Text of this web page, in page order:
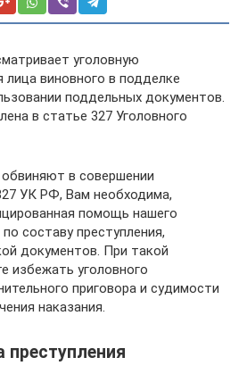
уголовную
виновного в подделке
поддельных документов.
в статье 327 Уголовного
в совершении
УК РФ, Вам необходима,
помощь нашего
составу преступления,
документов. При такой
избежать уголовного
приговора и судимости
наказания.
преступления